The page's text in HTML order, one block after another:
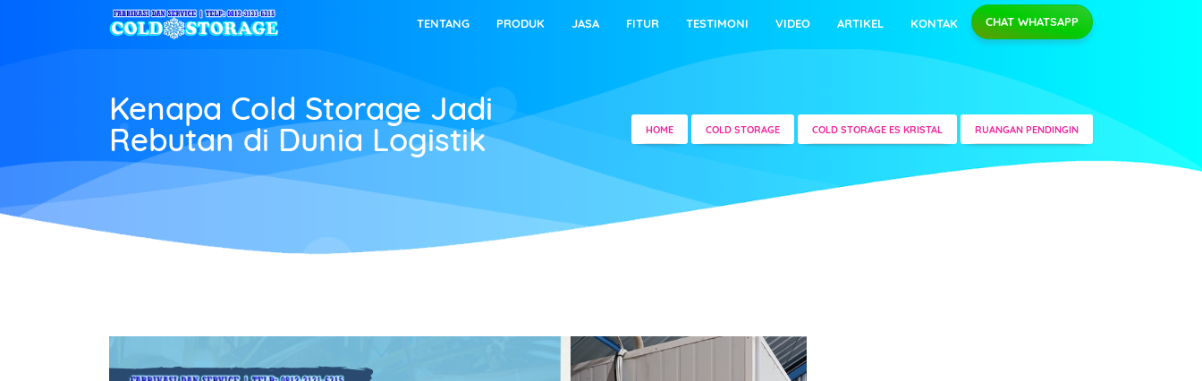
CHAT WHATSAPP
TENTANG PRODUK JASA FITUR TESTIMONI VIDEO ARTIKEL KONTAK
Kenapa Cold Storage Jadi
Rebutan di Dunia Logistik HOME COLD STORAGE COLD STORAGE ES KRISTAL RUANGAN PENDINGIN